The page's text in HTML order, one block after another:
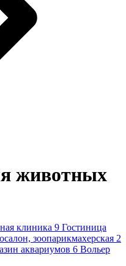
животных
клиника 9 Гостиница
зоопарикмахерская 2
аквариумов 6 Вольер